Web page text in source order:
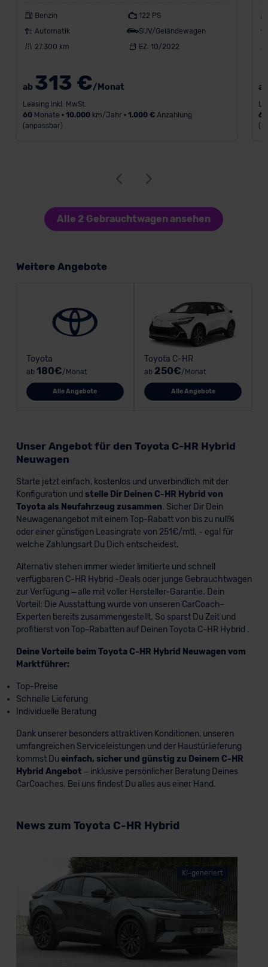
Benzin
122 PS
Automatik
SUV/Geländewagen
27.300 km
EZ: 10/2022
ab 313 €/Monat
Leasing inkl. MwSt.
60Monate • 10.000km/Jahr • 1.000 €Anzahlung
(anpassbar)
60
Alle 2 Gebrauchtwagen ansehen
Weitere Angebote
Toyota
ab 180€/Monat
Alle Angebote
Toyota C-HR
ab 250€/Monat
Alle Angebote
Unser Angebot für den Toyota C-HR Hybrid
Neuwagen
Starte jetzt einfach, kostenlos und unverbindlich mit der
Konfiguration und stelle Dir Deinen C-HR Hybrid von
Toyota als Neufahrzeug zusammen. Sicher Dir Dein
Neuwagenangebot mit einem Top-Rabatt von bis zu null%
oder einer günstigen Leasingrate von 251€/mtl. - egal für
welche Zahlungsart Du Dich entscheidest.
Alternativ stehen immer wieder limitierte und schnell
verfügbaren C-HR Hybrid -Deals oder junge Gebrauchtwagen
zur Verfügung – alle mit voller Hersteller-Garantie. Dein
Vorteil: Die Ausstattung wurde von unseren CarCoach-
Experten bereits zusammengestellt. So sparst Du Zeit und
profitierst von Top-Rabatten auf Deinen Toyota C-HR Hybrid .
Deine Vorteile beim Toyota C-HR Hybrid Neuwagen vom
Marktführer:
Top-Preise
Schnelle Lieferung
Individuelle Beratung
Dank unserer besonders attraktiven Konditionen, unseren
umfangreichen Serviceleistungen und der Haustürlieferung
kommst Du einfach, sicher und günstig zu Deinem C-HR
Hybrid Angebot – inklusive persönlicher Beratung Deines
CarCoaches. Bei uns findest Du alles aus einer Hand.
News zum Toyota C-HR Hybrid
KI-generiert